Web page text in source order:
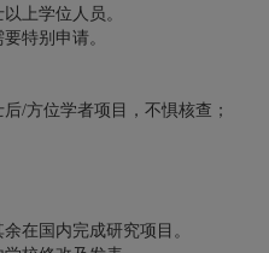
上学位人员。
特别申请。
/方位学者项目，不惧核查；
在国内完成研究项目。